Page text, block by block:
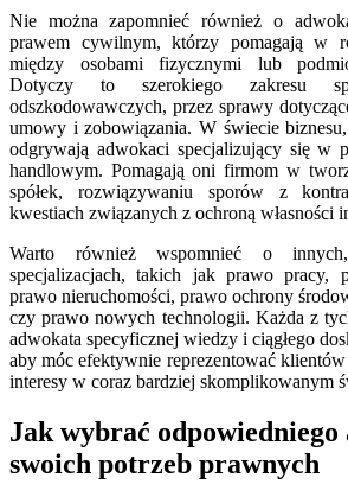
Nie można zapomnieć również o
prawem cywilnym, którzy pomagają w
między osobami fizycznymi lub
Dotyczy to szerokiego zakresu
odszkodowawczych, przez sprawy
umowy i zobowiązania. W świecie
odgrywają adwokaci specjalizujący się w
handlowym. Pomagają oni firmom w
spółek, rozwiązywaniu sporów z
kwestiach związanych z ochroną własności
Warto również wspomnieć o
specjalizacjach, takich jak prawo pracy,
prawo nieruchomości, prawo ochrony
czy prawo nowych technologii. Każda z
adwokata specyficznej wiedzy i ciągłego
aby móc efektywnie reprezentować
interesy w coraz bardziej skomplikowanym
Jak wybrać
swoich potrzeb prawnych